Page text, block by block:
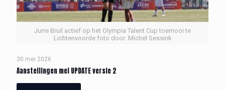
Jurre Bruil actief op het Olympia Talent Cup toernooi te
Lichtenvoorde foto door: Michel Sessink
30 mei 2026
Aanstellingen mei UPDATE versie 2